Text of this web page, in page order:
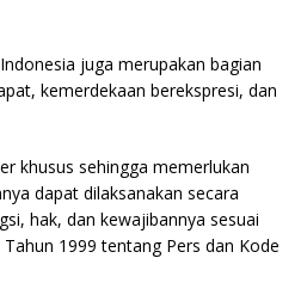
juga merupakan bagian
kemerdekaan berekspresi, dan
khusus sehingga memerlukan
dapat dilaksanakan secara
hak, dan kewajibannya sesuai
1999 tentang Pers dan Kode